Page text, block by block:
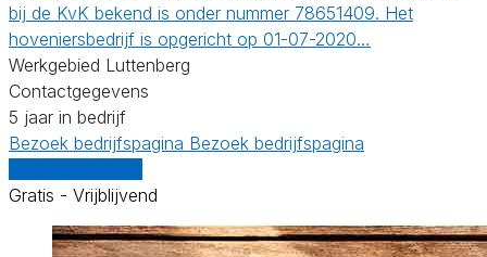
bij de KvK bekend is onder nummer 78651409. Het
hoveniersbedrijf is opgericht op 01-07-2020…
Werkgebied Luttenberg
Contactgegevens
5 jaar in bedrijf
Bezoek bedrijfspagina Bezoek bedrijfspagina
Gratis - Vrijblijvend